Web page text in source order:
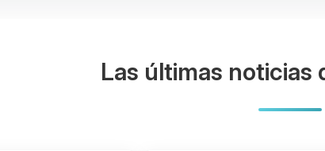
Las últimas noticias